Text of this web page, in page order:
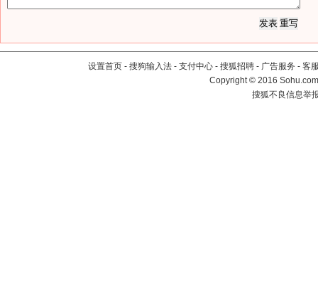
设置首页 - 搜狗输入法 - 支付中心 - 搜狐招聘 - 广告服务 - 客
Copyright©2016
搜狐不良信息举